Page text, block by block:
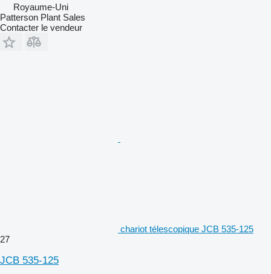
Royaume-Uni
Patterson Plant Sales
Contacter le vendeur
chariot télescopique JCB 535-125
27
JCB 535-125